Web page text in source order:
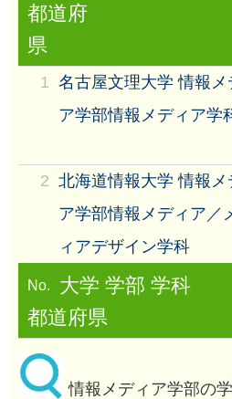
都道府
県
1
名古屋文理大学 情報メ
ア学部情報メディア学
2 北海道情報大学 情報メ
ア学部情報メディア／
ィアデザイン学科
No. 大学 学部 学科
都道府県
情報メディア学部の